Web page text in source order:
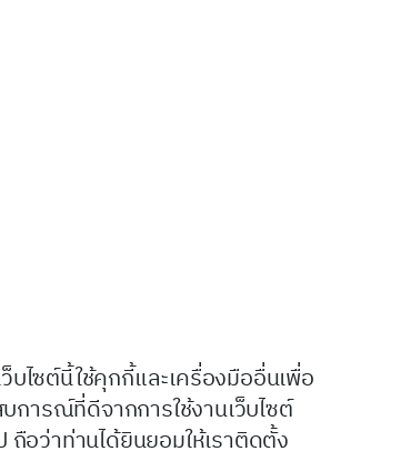
บไซต์นี้ใช้คุกกี้และเครื่องมืออื่นเพื่อ
การณ์ที่ดีจากการใช้งานเว็บไซต์
อว่าท่านได้ยินยอมให้เราติดตั้ง